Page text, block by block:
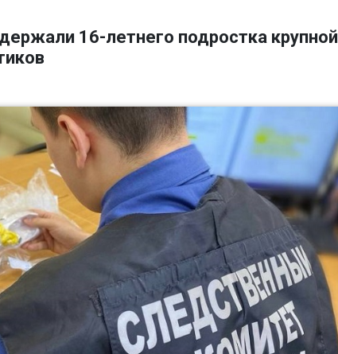
16-летнего подростка крупной